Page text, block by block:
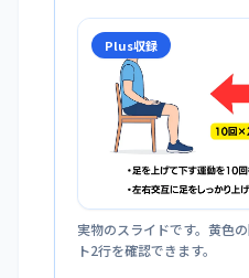
Plus収録
実物のスライドです。黄色
ト2行を確認できます。